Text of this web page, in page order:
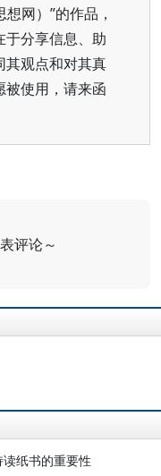
网）”的作品，
于分享信息、助
其观点和对其真
被使用，请来函
评论～
纸书的重要性